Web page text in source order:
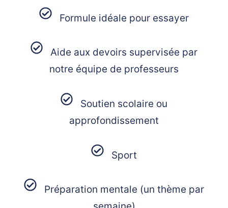
Formule idéale pour essayer
Aide aux devoirs supervisée par
notre équipe de professeurs
Soutien scolaire ou
approfondissement
Sport
Préparation mentale (un thème par